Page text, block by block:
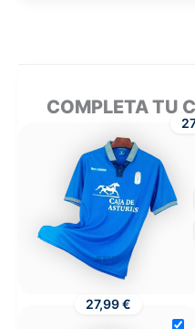
COMPLETA TU
27,99 €